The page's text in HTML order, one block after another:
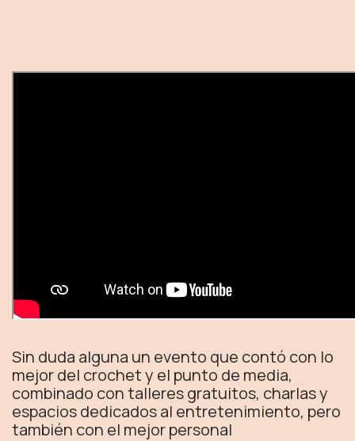
Sin duda alguna un evento que contó con lo
mejor del crochet y el punto de media,
combinado con talleres gratuitos, charlas y
espacios dedicados al entretenimiento, pero
también con el mejor personal